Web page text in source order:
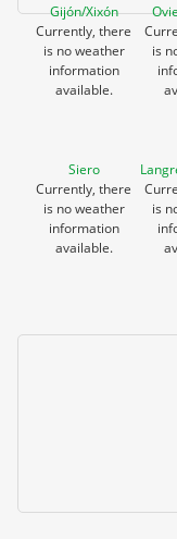
Gijón/Xixón
Currently, there
is no weather
information
available.
is
Siero
Currently, there
is no weather
information
available.
is